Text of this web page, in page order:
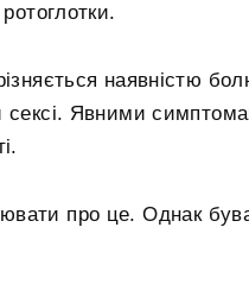
наявністю
сексі. Явними
про це. Однак